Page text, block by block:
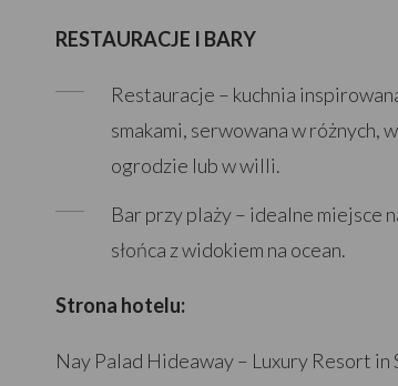
RESTAURACJE I BARY
Restauracje – kuchnia
smakami, serwowana w różnych,
ogrodzie lub w willi.
Bar przy plaży – idealne miejsce
słońca z widokiem na ocean.
Strona hotelu:
Nay Palad Hideaway – Luxury Resort